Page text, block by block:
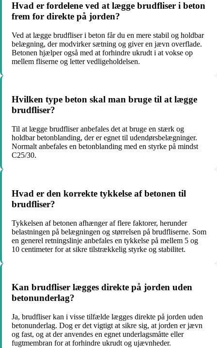
Hvad er fordelene ved at lægge brudfliser i beton
frem for direkte på jorden?
Ved at lægge brudfliser i beton får du en mere stabil og holdbar
belægning, der modvirker sætning og giver en jævn overflade.
Betonen hjælper også med at forhindre ukrudt i at vokse op
mellem fliserne og letter vedligeholdelsen.
Hvilken type beton skal man bruge til at lægge
brudfliser?
Til at lægge brudfliser anbefales det at bruge en stærk og
holdbar betonblanding, der er egnet til udendørsbelægninger.
Normalt anbefales en betonblanding med en styrke på mindst
C25/30.
Hvad er den korrekte tykkelse af betonen til
brudfliser?
Tykkelsen af betonen afhænger af flere faktorer, herunder
belastningen på belægningen og størrelsen på brudfliserne. Som
en generel retningslinje anbefales en tykkelse på mellem 5 og
10 centimeter for at sikre tilstrækkelig styrke og stabilitet.
Kan brudfliser lægges direkte på jorden uden
betonunderlag?
Ja, brudfliser kan i visse tilfælde lægges direkte på jorden uden
betonunderlag. Dog er det vigtigt at sikre sig, at jorden er jævn
og fast, og at der anvendes en egnet underlagsmåtte eller
fugtmembran for at forhindre ukrudt og ujævnheder.